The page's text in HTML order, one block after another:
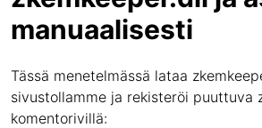
manuaalisesti
Tässä menetelmässä lataa
sivustollamme ja rekisteröi puuttuva
komentorivillä: